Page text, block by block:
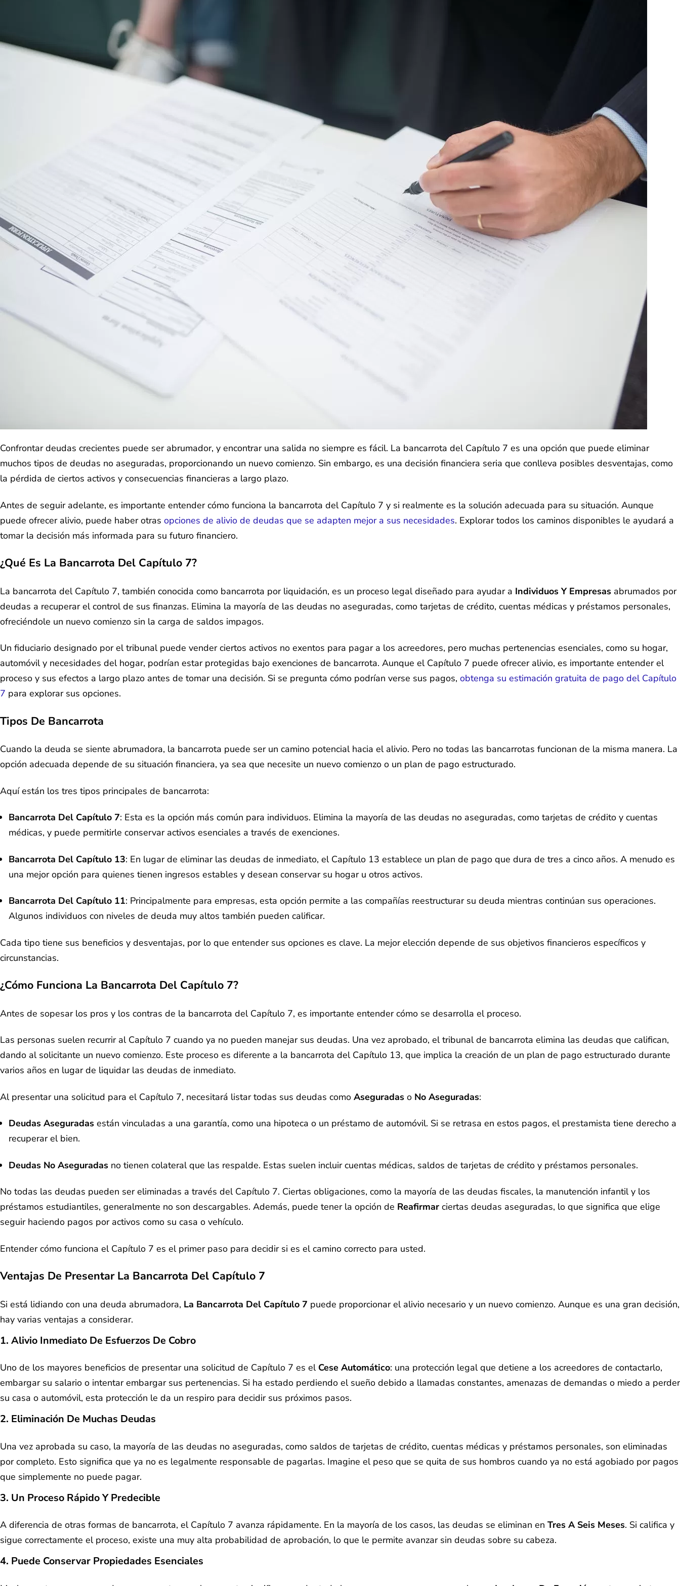
Confrontar deudas crecientes puede ser abrumador, y encontrar una salida no siempre es fácil. La bancarrota del Capítulo 7 es una opción que puede eliminar
muchos tipos de deudas no aseguradas, proporcionando un nuevo comienzo. Sin embargo, es una decisión financiera seria que conlleva posibles desventajas, como
la pérdida de ciertos activos y consecuencias financieras a largo plazo.
Antes de seguir adelante, es importante entender cómo funciona la bancarrota del Capítulo 7 y si realmente es la solución adecuada para su situación. Aunque
puede ofrecer alivio, puede haber otras opciones de alivio de deudas que se adapten mejor a sus necesidades. Explorar todos los caminos disponibles le ayudará a
tomar la decisión más informada para su futuro financiero.
¿Qué Es La Bancarrota Del Capítulo 7?
La bancarrota del Capítulo 7, también conocida como bancarrota por liquidación, es un proceso legal diseñado para ayudar a Individuos Y Empresas abrumados por
deudas a recuperar el control de sus finanzas. Elimina la mayoría de las deudas no aseguradas, como tarjetas de crédito, cuentas médicas y préstamos personales,
ofreciéndole un nuevo comienzo sin la carga de saldos impagos.
Un fiduciario designado por el tribunal puede vender ciertos activos no exentos para pagar a los acreedores, pero muchas pertenencias esenciales, como su hogar,
automóvil y necesidades del hogar, podrían estar protegidas bajo exenciones de bancarrota. Aunque el Capítulo 7 puede ofrecer alivio, es importante entender el
proceso y sus efectos a largo plazo antes de tomar una decisión. Si se pregunta cómo podrían verse sus pagos, obtenga su estimación gratuita de pago del Capítulo
7 para explorar sus opciones.
Tipos De Bancarrota
Cuando la deuda se siente abrumadora, la bancarrota puede ser un camino potencial hacia el alivio. Pero no todas las bancarrotas funcionan de la misma manera. La
opción adecuada depende de su situación financiera, ya sea que necesite un nuevo comienzo o un plan de pago estructurado.
Aquí están los tres tipos principales de bancarrota:
Bancarrota Del Capítulo 7: Esta es la opción más común para individuos. Elimina la mayoría de las deudas no aseguradas, como tarjetas de crédito y cuentas
médicas, y puede permitirle conservar activos esenciales a través de exenciones.
Bancarrota Del Capítulo 13: En lugar de eliminar las deudas de inmediato, el Capítulo 13 establece un plan de pago que dura de tres a cinco años. A menudo es
una mejor opción para quienes tienen ingresos estables y desean conservar su hogar u otros activos.
Bancarrota Del Capítulo 11: Principalmente para empresas, esta opción permite a las compañías reestructurar su deuda mientras continúan sus operaciones.
Algunos individuos con niveles de deuda muy altos también pueden calificar.
Cada tipo tiene sus beneficios y desventajas, por lo que entender sus opciones es clave. La mejor elección depende de sus objetivos financieros específicos y
circunstancias.
¿Cómo Funciona La Bancarrota Del Capítulo 7?
Antes de sopesar los pros y los contras de la bancarrota del Capítulo 7, es importante entender cómo se desarrolla el proceso.
Las personas suelen recurrir al Capítulo 7 cuando ya no pueden manejar sus deudas. Una vez aprobado, el tribunal de bancarrota elimina las deudas que califican,
dando al solicitante un nuevo comienzo. Este proceso es diferente a la bancarrota del Capítulo 13, que implica la creación de un plan de pago estructurado durante
varios años en lugar de liquidar las deudas de inmediato.
Al presentar una solicitud para el Capítulo 7, necesitará listar todas sus deudas como Aseguradas o No Aseguradas:
Deudas Aseguradas están vinculadas a una garantía, como una hipoteca o un préstamo de automóvil. Si se retrasa en estos pagos, el prestamista tiene derecho a
recuperar el bien.
Deudas No Aseguradas no tienen colateral que las respalde. Estas suelen incluir cuentas médicas, saldos de tarjetas de crédito y préstamos personales.
No todas las deudas pueden ser eliminadas a través del Capítulo 7. Ciertas obligaciones, como la mayoría de las deudas fiscales, la manutención infantil y los
préstamos estudiantiles, generalmente no son descargables. Además, puede tener la opción de Reafirmar ciertas deudas aseguradas, lo que significa que elige
seguir haciendo pagos por activos como su casa o vehículo.
Entender cómo funciona el Capítulo 7 es el primer paso para decidir si es el camino correcto para usted.
Ventajas De Presentar La Bancarrota Del Capítulo 7
Si está lidiando con una deuda abrumadora, La Bancarrota Del Capítulo 7 puede proporcionar el alivio necesario y un nuevo comienzo. Aunque es una gran decisión,
hay varias ventajas a considerar.
1. Alivio Inmediato De Esfuerzos De Cobro
Uno de los mayores beneficios de presentar una solicitud de Capítulo 7 es el Cese Automático: una protección legal que detiene a los acreedores de contactarlo,
embargar su salario o intentar embargar sus pertenencias. Si ha estado perdiendo el sueño debido a llamadas constantes, amenazas de demandas o miedo a perder
su casa o automóvil, esta protección le da un respiro para decidir sus próximos pasos.
2. Eliminación De Muchas Deudas
Una vez aprobada su caso, la mayoría de las deudas no aseguradas, como saldos de tarjetas de crédito, cuentas médicas y préstamos personales, son eliminadas
por completo. Esto significa que ya no es legalmente responsable de pagarlas. Imagine el peso que se quita de sus hombros cuando ya no está agobiado por pagos
que simplemente no puede pagar.
3. Un Proceso Rápido Y Predecible
A diferencia de otras formas de bancarrota, el Capítulo 7 avanza rápidamente. En la mayoría de los casos, las deudas se eliminan en Tres A Seis Meses. Si califica y
sigue correctamente el proceso, existe una muy alta probabilidad de aprobación, lo que le permite avanzar sin deudas sobre su cabeza.
4. Puede Conservar Propiedades Esenciales